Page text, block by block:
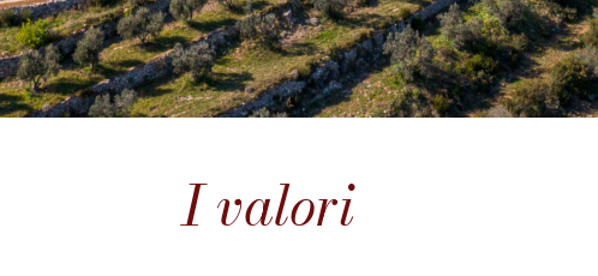
I valori